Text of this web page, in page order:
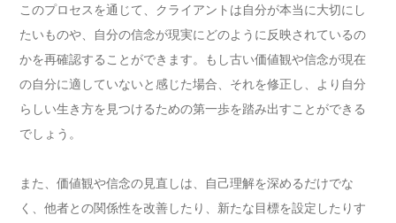
このプロセスを通じて、クライアントは自分が本当に大切にし
たいものや、自分の信念が現実にどのように反映されているの
かを再確認することができます。もし古い価値観や信念が現在
の自分に適していないと感じた場合、それを修正し、より自分
らしい生き方を見つけるための第一歩を踏み出すことができる
でしょう。
また、価値観や信念の見直しは、自己理解を深めるだけでな
く、他者との関係性を改善したり、新たな目標を設定したりす